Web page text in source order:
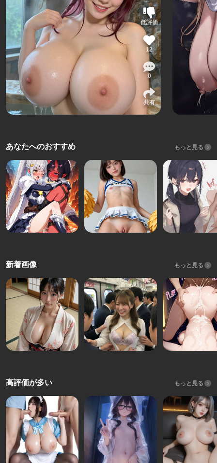
低評価
12
0
共有
あなたへのおすすめ もっと見る
新着画像 もっと見る
高評価が多い もっと見る